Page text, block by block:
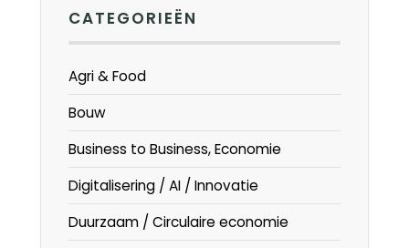
CATEGORIEËN
Agri & Food
Bouw
Business to Business, Economie
Digitalisering / AI / Innovatie
Duurzaam / Circulaire economie